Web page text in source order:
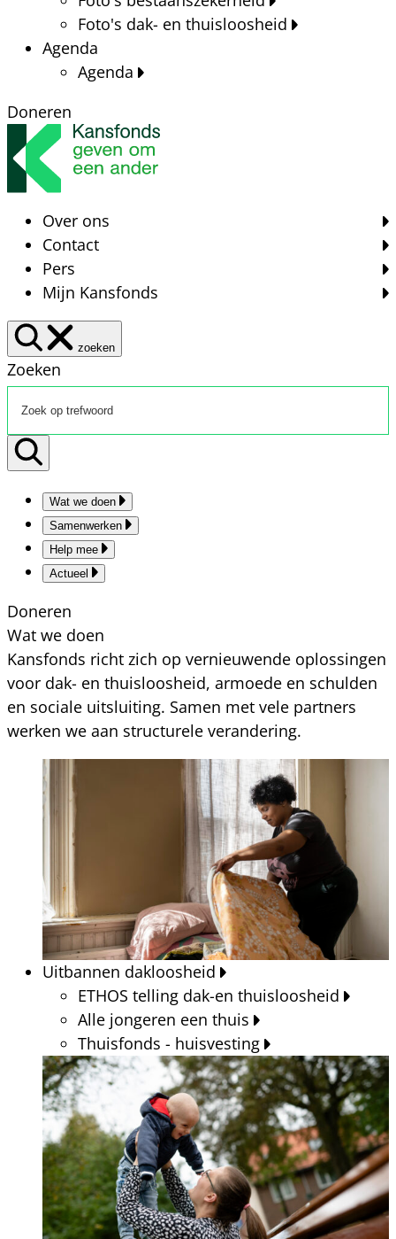
Foto's dak- en thuisloosheid
Agenda
Agenda
Doneren
Over ons
Contact
Pers
Mijn Kansfonds
zoeken
Zoeken
Wat we doen
Samenwerken
Help mee
Actueel
Doneren
Wat we doen
Kansfonds richt zich op vernieuwende oplossingen
voor dak- en thuisloosheid, armoede en schulden
en sociale uitsluiting. Samen met vele partners
werken we aan structurele verandering.
Uitbannen dakloosheid
ETHOS telling dak-en thuisloosheid
Alle jongeren een thuis
Thuisfonds - huisvesting